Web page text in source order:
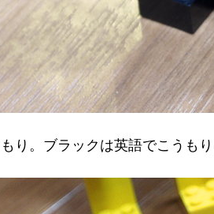
り。ブラックは英語でこうも